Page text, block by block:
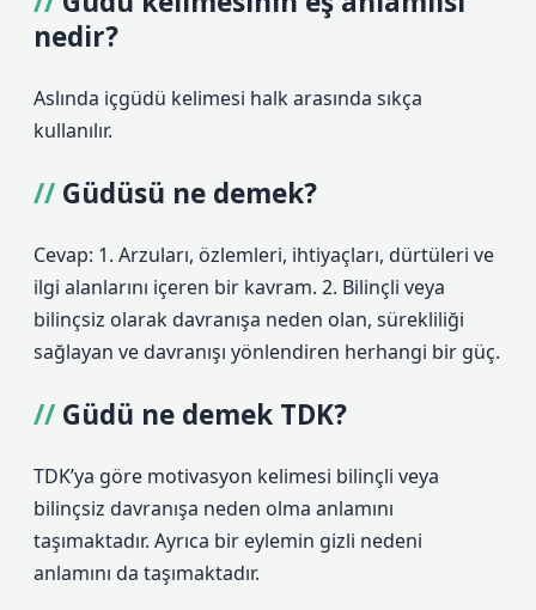
nedir?
Aslında içgüdü kelimesi halk arasında sıkça
kullanılır.
Güdüsü ne demek?
Cevap: 1. Arzuları, özlemleri, ihtiyaçları, dürtüleri ve
ilgi alanlarını içeren bir kavram. 2. Bilinçli veya
bilinçsiz olarak davranışa neden olan, sürekliliği
sağlayan ve davranışı yönlendiren herhangi bir güç.
Güdü ne demek TDK?
TDK’ya göre motivasyon kelimesi bilinçli veya
bilinçsiz davranışa neden olma anlamını
taşımaktadır. Ayrıca bir eylemin gizli nedeni
anlamını da taşımaktadır.